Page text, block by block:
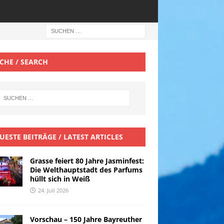
/ SEARCH
BEITRÄGE / LATEST ARTICLES
Grasse feiert 80 Jahre Jasminfest:
Die Welthauptstadt des Parfums
hüllt sich in Weiß
24. Juli 2026
Vorschau – 150 Jahre Bayreuther